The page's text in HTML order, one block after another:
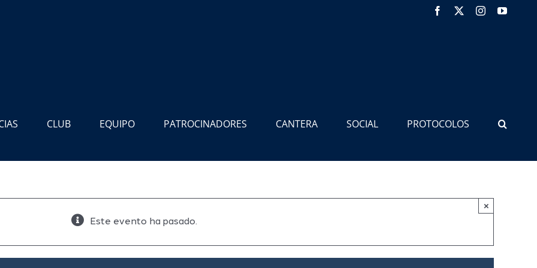
Facebook Instagram
CLUB EQUIPO PATROCINADORES CANTERA SOCIAL PROTOCOLOS
Este evento ha pasado.
×